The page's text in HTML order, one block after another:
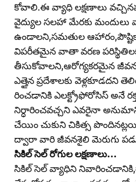
కోవాలి.ఈ వ్యాధి లక్షణాలు
వైద్యుల సలహా మేరకు మందులు
ఉండాలని,సమతుల
విపరీతమైన వాతా వరణ
తీసుకోవాలని,ఆరోగ్యకరమైన
ఎత్తైన ప్రదేశాలకు వెళ్లకూడదని
రించడానికి ఎలక్ట్రోఫోరోసిస్‌ అనే
నిర్ధారించవచ్చని ఎవరైనా
చేయిం చుకుని చికిత్స
ద్వారా వారి జీవనశైలి మెరుగు
సికిల్‌ సెల్‌ రోగుల లక్షణాలు…
సికిల్‌ సెల్‌ వ్యాధిని